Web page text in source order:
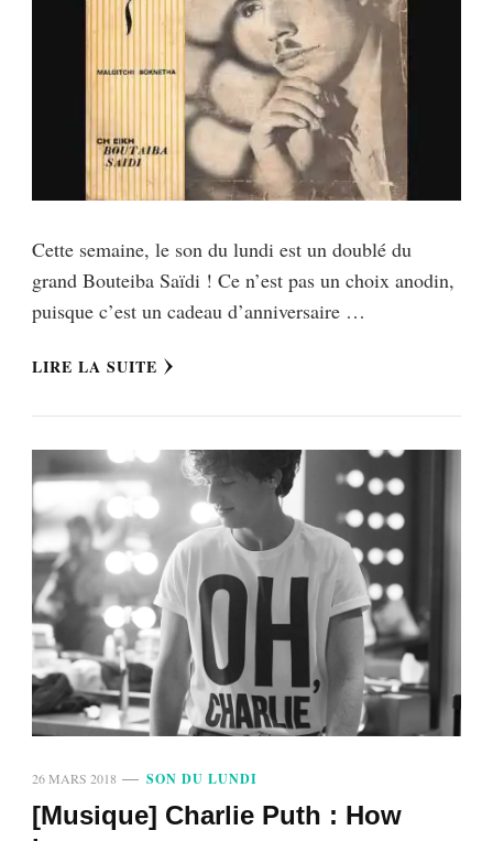
Cette semaine, le son du lundi est un doublé du
grand Bouteiba Saïdi ! Ce n’est pas un choix anodin,
puisque c’est un cadeau d’anniversaire …
LIRE LA SUITE
26 MARS 2018 SON DU LUNDI
[Musique] Charlie Puth : How